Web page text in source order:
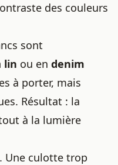
des couleurs
sont
lin ou en denim
à porter, mais
Résultat : la
à la lumière
Une culotte trop